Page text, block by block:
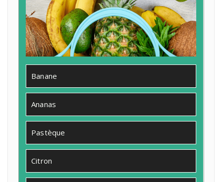
Banane
Ananas
Pastèque
Citron